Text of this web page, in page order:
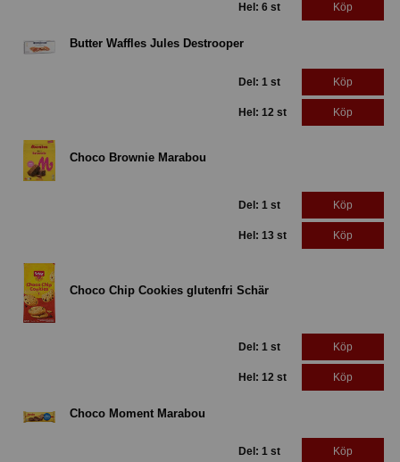
Hel: 6 st Köp
Butter Waffles Jules Destrooper
Del: 1 st Köp
Hel: 12 st Köp
Choco Brownie Marabou
Del: 1 st Köp
Hel: 13 st Köp
Choco Chip Cookies glutenfri Schär
Del: 1 st Köp
Hel: 12 st Köp
Choco Moment Marabou
Del: 1 st Köp